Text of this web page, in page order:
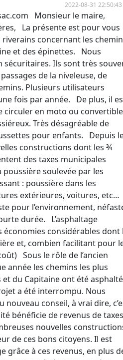
2022-08-31 22:50:43
Monsieur le maire,
La présente est pour vous
concernant les
et des épinettes. Nous
sécuritaires. Ils sont très
de la niveleuse, de
Plusieurs utilisateurs
fois par année. De plus, il
circuler en moto ou convertible
Très désagréable de
pour enfants. Depuis
constructions dont les ¾
des taxes municipales
soulevée par les
: poussière dans les
extérieures, voitures, etc…
pour l’environnement,
durée. L’asphaltage
considérables dont
et, combien facilitant pour
Sous le rôle de l’ancien
année les chemins les plus
du Capitaine ont été
a été interrompu. Nous
conseil, à vrai dire,
bénéficie de revenus de taxes
nouvelles
de ces bons citoyens. Il est
grâce à ces revenus, en plus